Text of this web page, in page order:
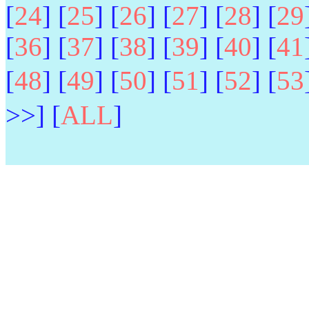
[24] [25] [26] [27] [28] [29
[36] [37] [38] [39] [40] [41
[48] [49] [50] [51] [52] [53
>>] [ALL]